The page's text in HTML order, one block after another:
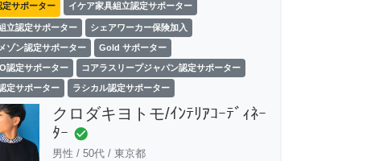
定サポーター イケア家具組立認定サポーター
立認定サポーター シェアワーカー保険加入
ゾン認定サポーター Gold サポーター
認定サポーター コアラスリープジャパン認定サポーター
定サポーター ラシカル認定サポーター
クロダキヨトモ/ｲﾝﾃﾘｱｺｰﾃﾞｨﾈｰ
ﾀｰ check_circle
男性 / 50代/ 東京都